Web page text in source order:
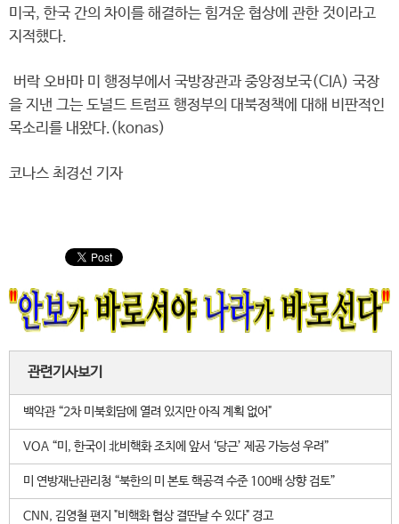
미국, 한국 간의 차이를 해결하는 힘겨운 협상에 관한 것이라고
지적했다.
버락 오바마 미 행정부에서 국방장관과 중앙정보국(CIA) 국장
을 지낸 그는 도널드 트럼프 행정부의 대북정책에 대해 비판적인
목소리를 내왔다.(konas)
코나스 최경선 기자
관련기사보기
백악관 “2차 미북회담에 열려 있지만 아직 계획 없어"
VOA “미, 한국이 北비핵화 조치에 앞서 ‘당근’ 제공 가능성 우려”
미 연방재난관리청 “북한의 미 본토 핵공격 수준 100배 상향 검토”
CNN, 김영철 편지 "비핵화 협상 결딴날 수 있다" 경고